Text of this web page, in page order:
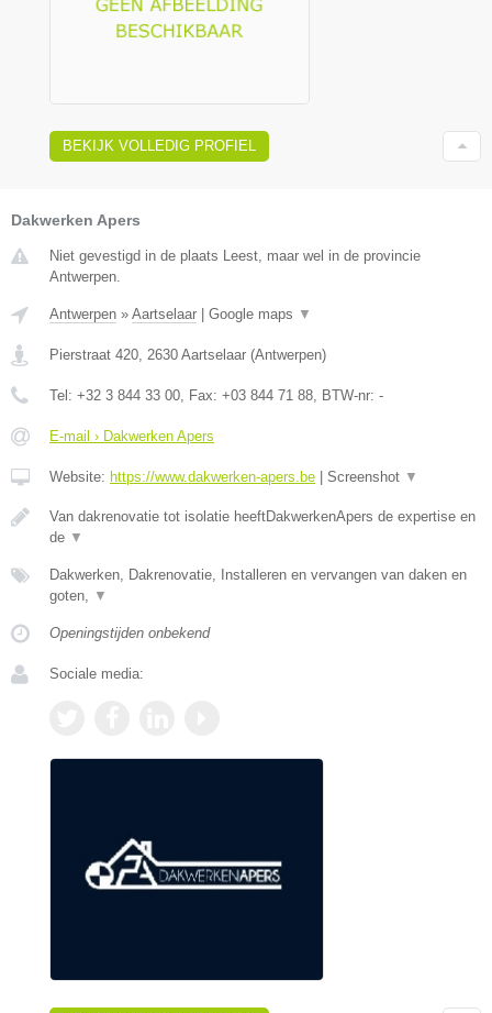
BEKIJK VOLLEDIG PROFIEL
Dakwerken Apers
Niet gevestigd in de plaats Leest, maar wel in de provincie
Antwerpen.
Antwerpen » Aartselaar Google maps ▼
Pierstraat 420, 2630 Aartselaar (Antwerpen)
Tel: +32 3 844 33 00, Fax: +03 844 71 88, BTW-nr: -
E-mail › Dakwerken Apers
Website: https://www.dakwerken-apers.be Screenshot ▼
Van dakrenovatie tot isolatie heeftDakwerkenApers de expertise en
de ▼
Dakwerken, Dakrenovatie, Installeren en vervangen van daken en
goten, ▼
Openingstijden onbekend
Sociale media: